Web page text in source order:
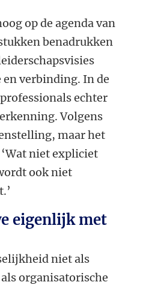
op de agenda van
benadrukken
verbinding. In de
echter
Volgens
maar het
niet expliciet
ook niet
eigenlijk met
niet als
organisatorische